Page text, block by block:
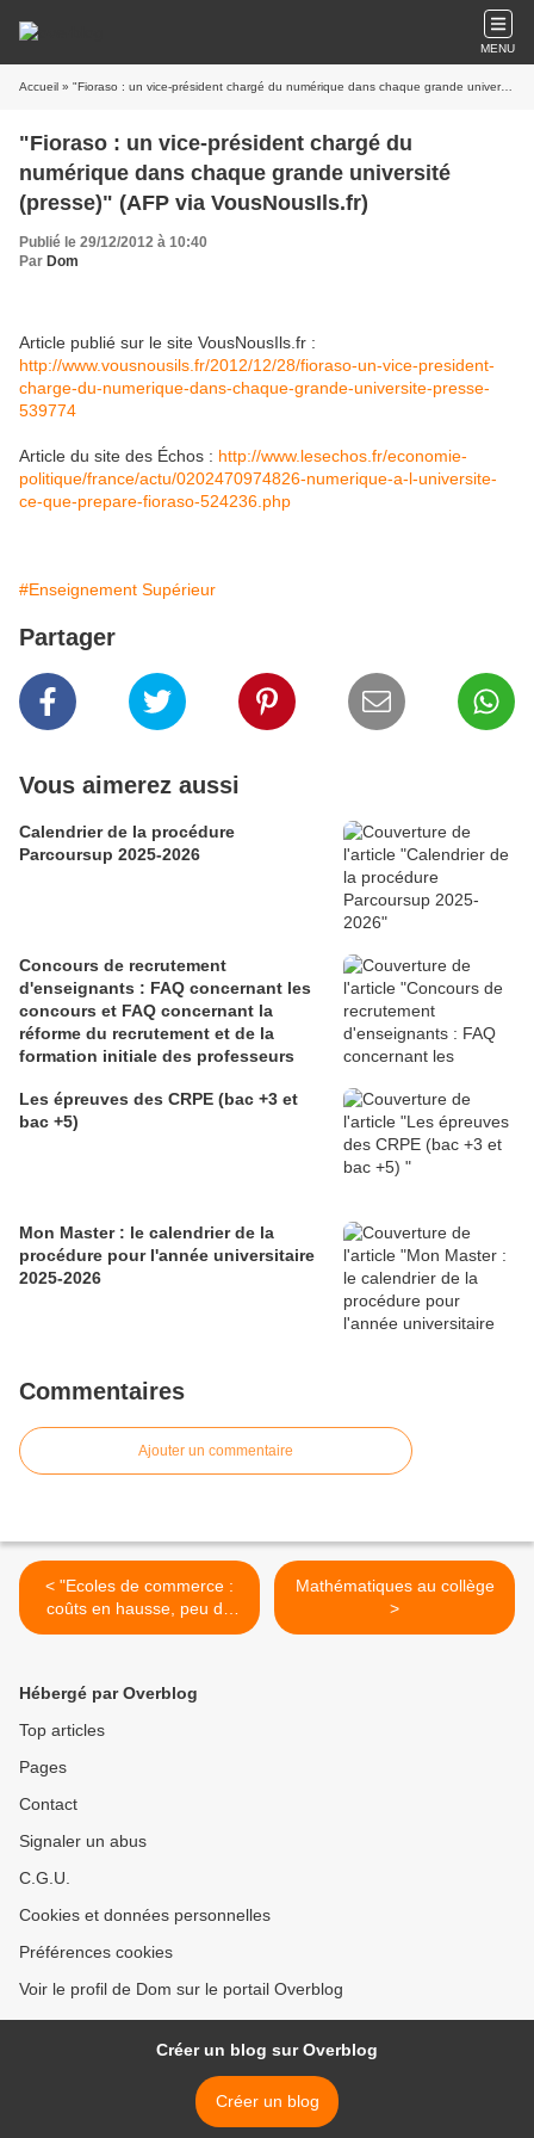
MENU
Accueil » "Fioraso : un vice-président chargé du numérique dans chaque grande université (presse)" (AFP via VousNousIls.fr)
"Fioraso : un vice-président chargé du
numérique dans chaque grande université
(presse)" (AFP via VousNousIls.fr)
Publié le 29/12/2012 à 10:40
Par Dom
Article publié sur le site VousNousIls.fr :
http://www.vousnousils.fr/2012/12/28/fioraso-un-vice-president-
charge-du-numerique-dans-chaque-grande-universite-presse-
539774
Article du site des Échos : http://www.lesechos.fr/economie-
politique/france/actu/0202470974826-numerique-a-l-universite-
ce-que-prepare-fioraso-524236.php
#Enseignement Supérieur
Partager
Vous aimerez aussi
Calendrier de la procédure
Parcoursup 2025-2026
Concours de recrutement
d'enseignants : FAQ concernant les
concours et FAQ concernant la
réforme du recrutement et de la
formation initiale des professeurs
Les épreuves des CRPE (bac +3 et
bac +5)
Mon Master : le calendrier de la
procédure pour l'année universitaire
2025-2026
Commentaires
Ajouter un commentaire
< "Ecoles de commerce :
coûts en hausse, peu de
mixité sociale (Cour des
Mathématiques au collège
>
Hébergé par Overblog
Top articles
Pages
Contact
Signaler un abus
C.G.U.
Cookies et données personnelles
Préférences cookies
Voir le profil de Dom sur le portail Overblog
Créer un blog sur Overblog
Créer un blog